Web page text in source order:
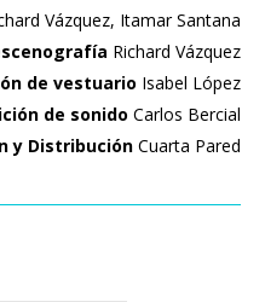
Vázquez, Itamar Santana
Richard Vázquez
de vestuario Isabel López
de sonido Carlos Bercial
y Distribución Cuarta Pared